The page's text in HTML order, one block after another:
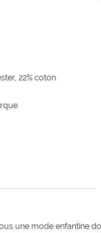
22% coton
une mode enfantine